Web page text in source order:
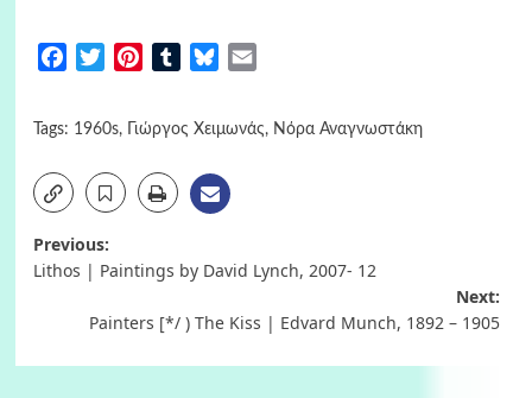
FacebookTwitterPinterestTumblrBluesky
Tags: 1960s, Γιώργος Χειμωνάς, Νόρα Αναγνωστάκη
Post
Previous:
Lithos | Paintings by David Lynch, 2007- 12
Next:
Painters [*/ ) The Kiss | Edvard Munch, 1892 – 1905